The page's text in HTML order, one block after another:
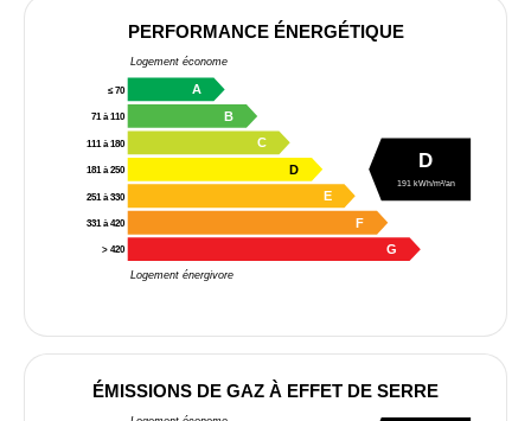
PERFORMANCE ÉNERGÉTIQUE
Logement économe
Logement énergivore
≤ 70 A
71 à 110 B
111 à 180 C
181 à 250 D
251 à 330 E
331 à 420 F
> 420 G
D
191 kWh/m²/an
ÉMISSIONS DE GAZ À EFFET DE SERRE